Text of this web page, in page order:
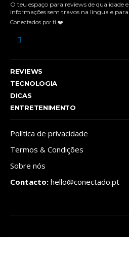
O teu espaço para reviews de qualidade
informações sem travos na língua e
Conectados por ti ❤️
REVIEWS
TECNOLOGIA
DICAS
ENTRETENIMENTO
Política de privacidade
Termos & Condições
Sobre nós
Contacto: hello@conectado.pt